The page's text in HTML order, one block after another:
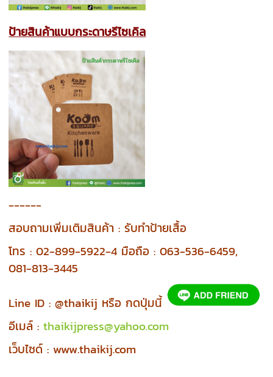
ป้ายสินค้าแบบกระดาษรีไซเคิล
------
สอบถามเพิ่มเติมสินค้า : รับทำป้ายเสื้อ
โทร : 02-899-5922-4 มือถือ : 063-536-6459,
081-813-3445
Line ID : @thaikij หรือ กดปุ่มนี้
อีเมล์ :thaikijpress@yahoo.com
เว็บไซด์ : www.thaikij.com